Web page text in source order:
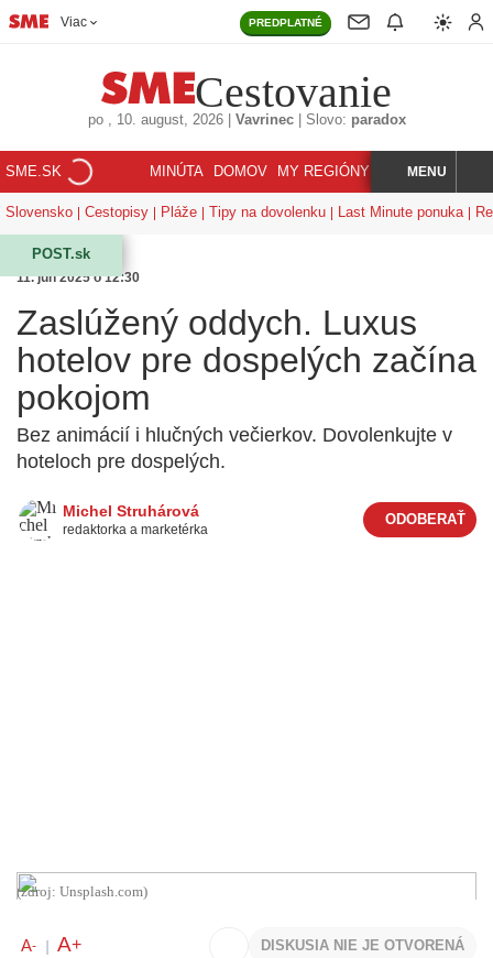
Viac PREDPLATNÉ
Cestovanie
po, 10. august, 2026| Vavrinec| Slovo: paradox
SME.SK MINÚTA DOMOV MY REGIÓNY KORZÁR
HĽADAJMENU
Slovensko Cestopisy Pláže Tipy na dovolenku Last Minute ponuka
POST.sk
11. jún 2025 o 12:30
Zaslúžený oddych. Luxus
hotelov pre dospelých začína
pokojom
Bez animácií i hlučných večierkov. Dovolenkujte v
hoteloch pre dospelých.
Michel Struhárová
redaktorka a marketérka
(zdroj: Unsplash.com)
A- A+ DISKUSIA NIE JE OTVORENÁ